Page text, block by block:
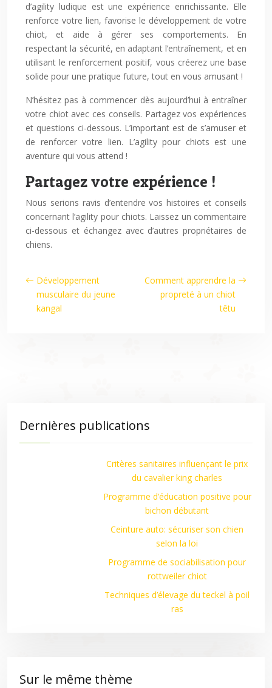
d’agility ludique est une expérience enrichissante. Elle
renforce votre lien, favorise le développement de votre
chiot, et aide à gérer ses comportements. En
respectant la sécurité, en adaptant l’entraînement, et en
utilisant le renforcement positif, vous créerez une base
solide pour une pratique future, tout en vous amusant !
N’hésitez pas à commencer dès aujourd’hui à entraîner
votre chiot avec ces conseils. Partagez vos expériences
et questions ci-dessous. L’important est de s’amuser et
de renforcer votre lien. L’agility pour chiots est une
aventure qui vous attend !
Partagez votre expérience !
Nous serions ravis d’entendre vos histoires et conseils
concernant l’agility pour chiots. Laissez un commentaire
ci-dessous et échangez avec d’autres propriétaires de
chiens.
Développement
musculaire du jeune
kangal
Comment apprendre la
propreté à un chiot
têtu
Dernières publications
Critères sanitaires influençant le prix
du cavalier king charles
Programme d’éducation positive pour
bichon débutant
Ceinture auto: sécuriser son chien
selon la loi
Programme de sociabilisation pour
rottweiler chiot
Techniques d’élevage du teckel à poil
ras
Sur le même thème